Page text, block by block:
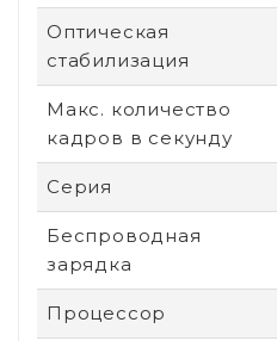
Оптическая
стабилизация
Макс. количество
кадров в секунду
Серия
Беспроводная
зарядка
Процессор